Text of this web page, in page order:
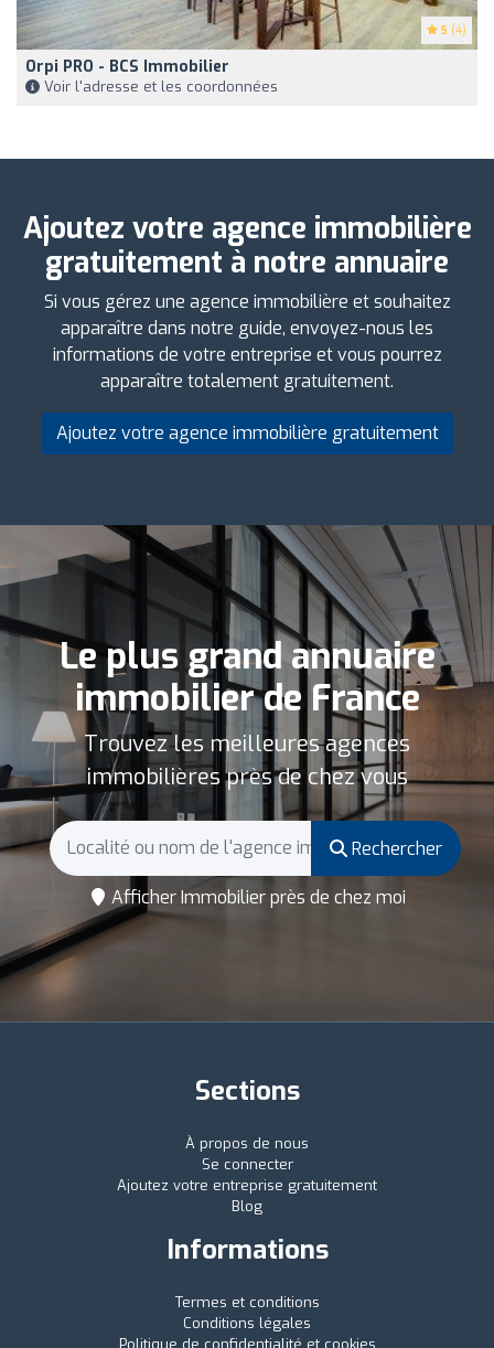
5 (4)
Orpi PRO - BCS Immobilier
Voir l'adresse et les coordonnées
Ajoutez votre agence immobilière
gratuitement à notre annuaire
Si vous gérez une agence immobilière et souhaitez
apparaître dans notre guide, envoyez-nous les
informations de votre entreprise et vous pourrez
apparaître totalement gratuitement.
Ajoutez votre agence immobilière gratuitement
Le plus grand annuaire
immobilier de France
Trouvez les meilleures agences
immobilières près de chez vous
Rechercher
Afficher Immobilier près de chez moi
Sections
À propos de nous
Se connecter
Ajoutez votre entreprise gratuitement
Blog
Informations
Termes et conditions
Conditions légales
Politique de confidentialité et cookies